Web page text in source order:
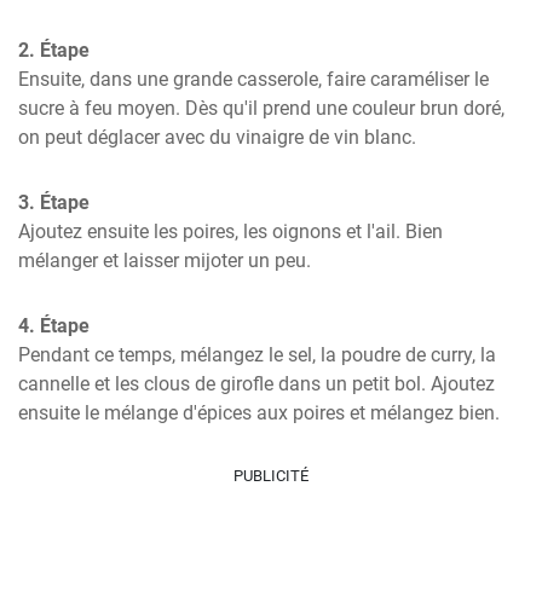
2. Étape
Ensuite, dans une grande casserole, faire caraméliser le
sucre à feu moyen. Dès qu'il prend une couleur brun doré,
on peut déglacer avec du vinaigre de vin blanc.
3. Étape
Ajoutez ensuite les poires, les oignons et l'ail. Bien
mélanger et laisser mijoter un peu.
4. Étape
Pendant ce temps, mélangez le sel, la poudre de curry, la
cannelle et les clous de girofle dans un petit bol. Ajoutez
ensuite le mélange d'épices aux poires et mélangez bien.
PUBLICITÉ